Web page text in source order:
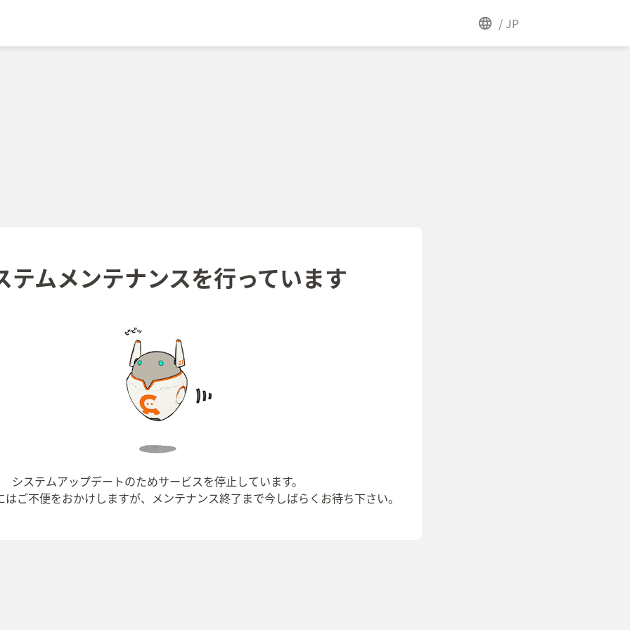
/ JP
テムメンテナンスを行っています
システムアップデートのためサービスを停止しています。
ご不便をおかけしますが、メンテナンス終了まで今しばらくお待ち下さい。